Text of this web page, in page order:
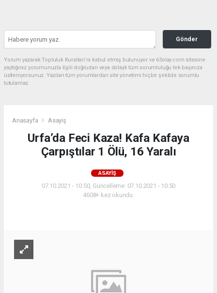
Gönder
Yorum yazarak Topluluk Kuralları’nı kabul etmiş bulunuyor ve 63olay.com sitesine
yaptığınız yorumunuzla ilgili doğrudan veya dolaylı tüm sorumluluğu tek başınıza
üstleniyorsunuz. Yazılan tüm yorumlardan site yönetimi hiçbir şekilde sorumlu
tutulamaz.
Anasayfa Asayiş
Urfa’da Feci Kaza! Kafa Kafaya
Çarpıştılar 1 Ölü, 16 Yaralı
ASAYIŞ
07.10.2021 - 10:50, Güncelleme: 07.10.2021 - 10:50
4608+ kez okundu.